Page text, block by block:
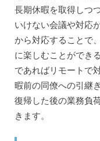
長期休暇を取得しつ
いけない会議や対応
から対応することで
に楽しむことができ
であればリモートで
暇前の同僚への引継
復帰した後の業務負
きます。